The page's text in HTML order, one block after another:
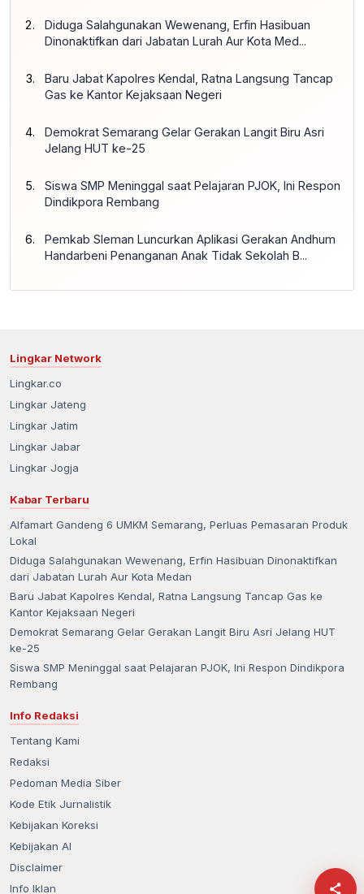
Diduga Salahgunakan Wewenang, Erfin Hasibuan
Dinonaktifkan dari Jabatan Lurah Aur Kota Med...
Baru Jabat Kapolres Kendal, Ratna Langsung Tancap
Gas ke Kantor Kejaksaan Negeri
Demokrat Semarang Gelar Gerakan Langit Biru Asri
Jelang HUT ke-25
Siswa SMP Meninggal saat Pelajaran PJOK, Ini Respon
Dindikpora Rembang
Pemkab Sleman Luncurkan Aplikasi Gerakan Andhum
Handarbeni Penanganan Anak Tidak Sekolah B...
Lingkar Network
Lingkar.co
Lingkar Jateng
Lingkar Jatim
Lingkar Jabar
Lingkar Jogja
Kabar Terbaru
Alfamart Gandeng 6 UMKM Semarang, Perluas Pemasaran Produk
Lokal
Diduga Salahgunakan Wewenang, Erfin Hasibuan Dinonaktifkan
dari Jabatan Lurah Aur Kota Medan
Baru Jabat Kapolres Kendal, Ratna Langsung Tancap Gas ke
Kantor Kejaksaan Negeri
Demokrat Semarang Gelar Gerakan Langit Biru Asri Jelang HUT
ke-25
Siswa SMP Meninggal saat Pelajaran PJOK, Ini Respon Dindikpora
Rembang
Info Redaksi
Tentang Kami
Redaksi
Pedoman Media Siber
Kode Etik Jurnalistik
Kebijakan Koreksi
Kebijakan AI
Disclaimer
Info Iklan